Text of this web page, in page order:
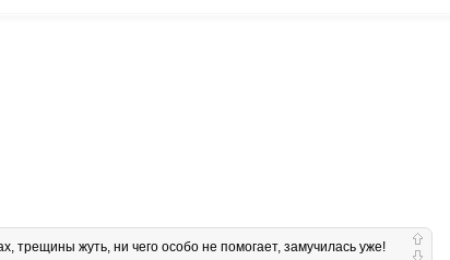
трещины жуть, ни чего особо не помогает, замучилась уже!